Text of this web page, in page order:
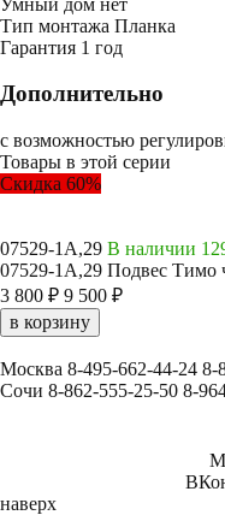
Тип монтажа Планка
Гарантия 1 год
Дополнительно
с возможностью
Товары в этой серии
Скидка 60%
07529-1A,29 В наличии
07529-1A,29 Подвес Тимо
3 800 ₽ 9 500 ₽
в корзину
Москва 8-495-662-44-24 8-
Сочи 8-862-555-25-50 8-
наверх